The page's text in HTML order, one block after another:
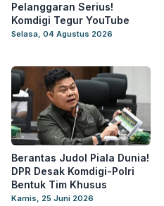
Pelanggaran Serius!
Komdigi Tegur YouTube
Selasa, 04 Agustus 2026
Berantas Judol Piala Dunia!
DPR Desak Komdigi-Polri
Bentuk Tim Khusus
Kamis, 25 Juni 2026